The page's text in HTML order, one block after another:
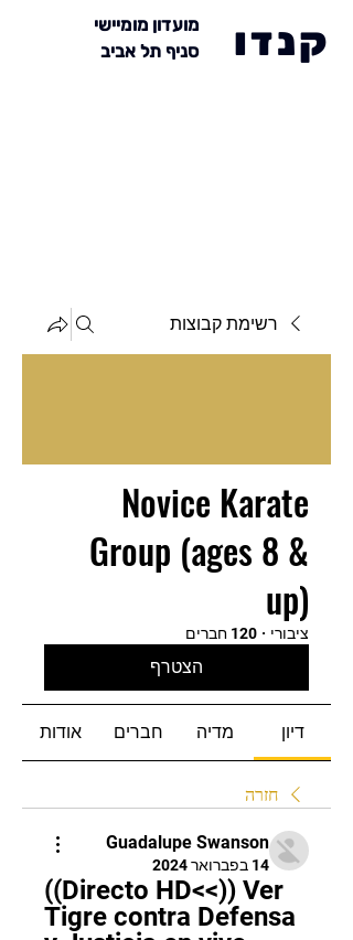
מועדון מומיישי
סניף תל אביב
קנדו
רשימת קבוצות
Novice Karate
Group (ages 8 &
up)
ציבורי · 120 חברים
הצטרף
דיון מדיה חברים אודות
חזרה
Guadalupe Swanson
14 בפברואר 2024
((Directo HD<<)) Ver
Tigre contra Defensa